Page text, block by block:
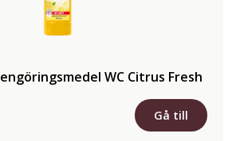
WC Citrus Fresh
Gå till